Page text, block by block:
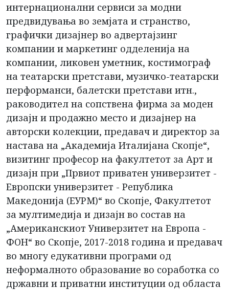
интернационални сервиси за модни
предвидувања во земјата и странство,
графички дизајнер во адвертајзинг
компании и маркетинг одделенија на
компании, ликовен уметник, костимограф
на театарски претстави, музичко-театарски
перформанси, балетски претстави итн.,
раководител на сопствена фирма за моден
дизајн и продажно место и дизајнер на
авторски колекции, предавач и директор за
настава на „Академија Италијана Скопје“,
визитинг професор на факултетот за Арт и
дизајн при „Првиот приватен универзитет -
Европски универзитет - Република
Македонија (ЕУРМ)“ во Скопје, Факултетот
за мултимедија и дизајн во состав на
„Американскиот Универзитет на Европа -
ФОН“ во Скопје, 2017-2018 година и предавач
во многу едукативни програми од
неформалното образование во соработка со
државни и приватни институции од областа